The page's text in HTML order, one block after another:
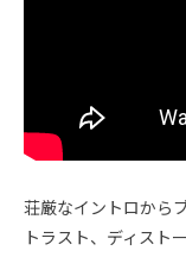
荘厳なイントロから
トラスト、ディスト